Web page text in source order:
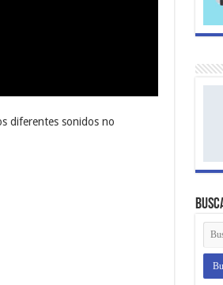
diferentes sonidos no